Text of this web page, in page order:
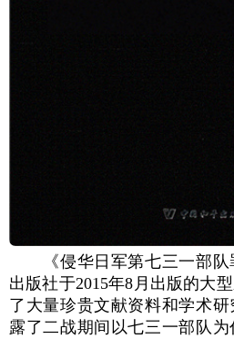
《侵华日军第七三一部队
出版社于2015年8月出版的大
了大量珍贵文献资料和学术
露了二战期间以七三一部队